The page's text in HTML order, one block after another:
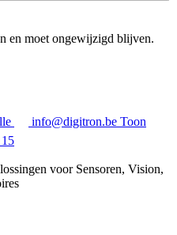
en moet ongewijzigd blijven.
info@digitron.be Toon
voor Sensoren, Vision,